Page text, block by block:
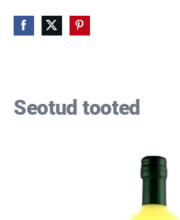
Seotud tooted